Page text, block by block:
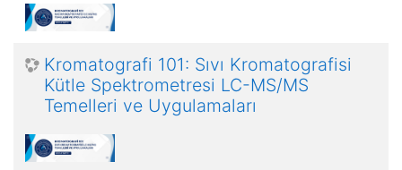
Kromatografi 101: Sıvı Kromatografisi
Kütle Spektrometresi LC-MS/MS
Temelleri ve Uygulamaları